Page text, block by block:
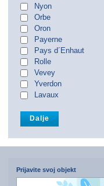
Nyon
Orbe
Oron
Payerne
Pays d´Enhaut
Rolle
Vevey
Yverdon
Lavaux
Prijavite svoj objekt